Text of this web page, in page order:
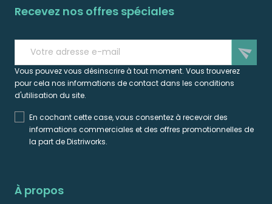
Recevez nos offres spéciales
send
Vous pouvez vous désinscrire à tout moment. Vous trouverez
pour cela nos informations de contact dans les conditions
d'utilisation du site.
En cochant cette case, vous consentez à recevoir des
informations commerciales et des offres promotionnelles de
la part de Distriworks.
À propos